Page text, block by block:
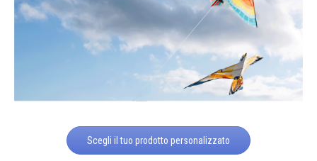
Scegli il tuo prodotto personalizzato